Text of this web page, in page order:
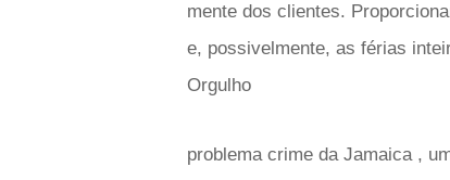
mente dos clientes.
e, possivelmente, as férias
Orgulho
problema crime da Jamaica ,